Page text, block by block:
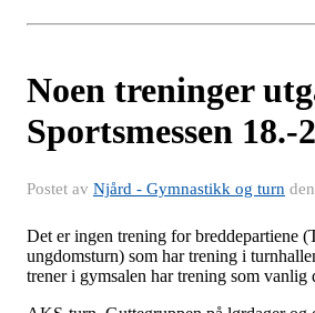
Noen treninger
Sportsmessen 18.-
Postet av Njård - Gymnastikk og turn den
Det er ingen trening for breddepartiene
ungdomsturn) som har trening i
trener i gymsalen har trening som vanlig